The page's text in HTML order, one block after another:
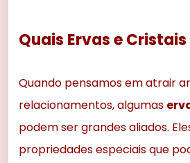
Quais Ervas e Cristais
Quando pensamos em atrair
relacionamentos, algumas
podem ser grandes aliados.
propriedades especiais que